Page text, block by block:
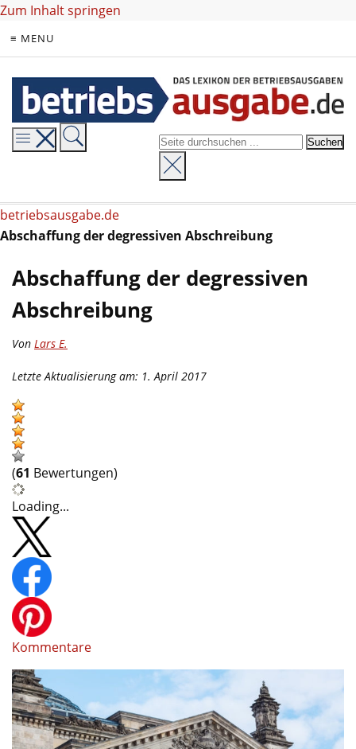
Zum Inhalt springen
≡ MENU
betriebsausgabe.de
Abschaffung der degressiven Abschreibung
Abschaffung der degressiven
Abschreibung
Von Lars E.
Letzte Aktualisierung am: 1. April 2017
(61 Bewertungen)
Loading...
Kommentare